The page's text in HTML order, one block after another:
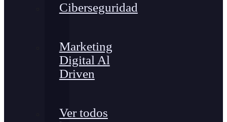
Ciberseguridad
Marketing
Digital Al
Driven
Ver todos